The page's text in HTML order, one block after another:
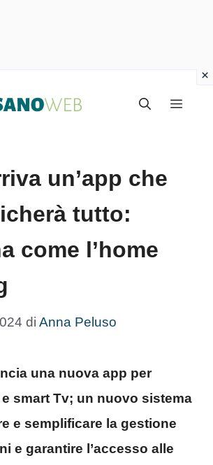
Menu
un’app che
tutto:
come l’home
di Anna Peluso
una nuova app per
smart Tv; un nuovo sistema
e semplificare la gestione
e garantire l’accesso alle